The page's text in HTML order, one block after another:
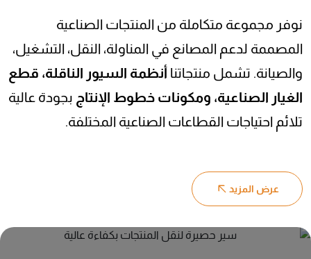
نوفر مجموعة متكاملة من المنتجات الصناعية
المصممة لدعم المصانع في المناولة، النقل، التشغيل،
والصيانة. تشمل منتجاتنا أنظمة السيور الناقلة، قطع
الغيار الصناعية، ومكونات خطوط الإنتاج بجودة عالية
تلائم احتياجات القطاعات الصناعية المختلفة.
عرض المزيد
سير حصيرة لنقل المنتجات بكفاءة عالية
يُستخدم سير الحصيرة لنقل المنتجات والخامات داخل خطوط الإنتاج والمناولة الصناعية
بكفاءة واستقرار عالٍ، ويتميز بقدرته على التعامل مع المنتجات المختلفة مع توفير حركة
اطلب عرض سعر الآن